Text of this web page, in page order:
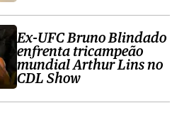
Ex-UFC Bruno Blindado
enfrenta tricampeão
mundial Arthur Lins no
CDL Show